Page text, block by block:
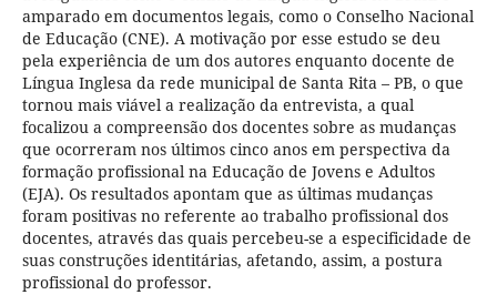
amparado em documentos legais, como o Conselho Nacional
de Educação (CNE). A motivação por esse estudo se deu
pela experiência de um dos autores enquanto docente de
Língua Inglesa da rede municipal de Santa Rita – PB, o que
tornou mais viável a realização da entrevista, a qual
focalizou a compreensão dos docentes sobre as mudanças
que ocorreram nos últimos cinco anos em perspectiva da
formação profissional na Educação de Jovens e Adultos
(EJA). Os resultados apontam que as últimas mudanças
foram positivas no referente ao trabalho profissional dos
docentes, através das quais percebeu-se a especificidade de
suas construções identitárias, afetando, assim, a postura
profissional do professor.